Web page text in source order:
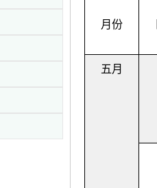
月份
五月